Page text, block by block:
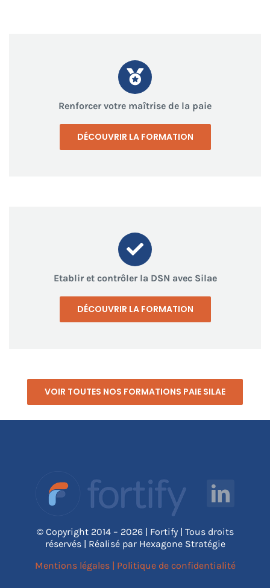
Renforcer votre maîtrise de la paie
DÉCOUVRIR LA FORMATION
Etablir et contrôler la DSN avec Silae
DÉCOUVRIR LA FORMATION
VOIR TOUTES NOS FORMATIONS PAIE SILAE
© Copyright 2014 – 2026 | Fortify | Tous droits
réservés | Réalisé par Hexagone Stratégie
Mentions légales| Politique de confidentialité